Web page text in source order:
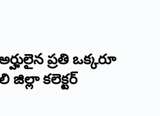
ప్రతి ఒక్కరూ
జిల్లా కలెక్టర్